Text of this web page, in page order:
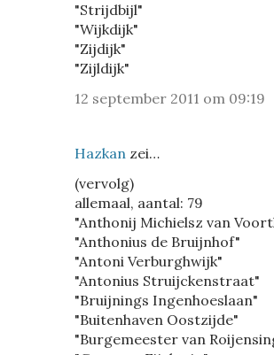
"Strijdbijl"
"Wijkdijk"
"Zijdijk"
"Zijldijk"
12 september 2011 om 09:19
Hazkan zei…
(vervolg)
allemaal, aantal: 79
"Anthonij Michielsz van
"Anthonius de Bruijnhof"
"Antoni Verburghwijk"
"Antonius Struijckenstraat"
"Bruijnings Ingenhoeslaan"
"Buitenhaven Oostzijde"
"Burgemeester van